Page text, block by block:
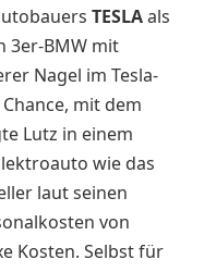
TESLAals
3er-BMW mit
Nagel im Tesla-
mit dem
Lutz in einem
wie das
laut seinen
von
Kosten. Selbst für